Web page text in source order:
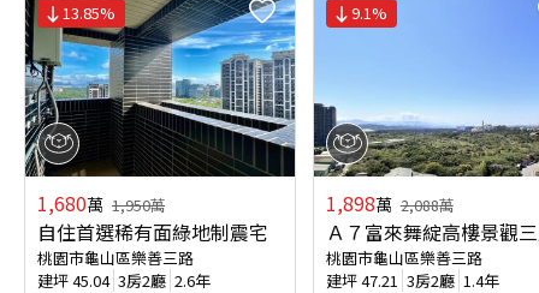
13.85%
1,680萬 1,950萬
自住首選稀有面綠地制震宅
桃園市龜山區樂善三路
建坪45.04 3房2廳 2.6年
9.1%
1,898萬 2,088萬
Ａ７富來舞綻高樓景觀
桃園市龜山區樂善三路
建坪47.21 3房2廳 1.4年